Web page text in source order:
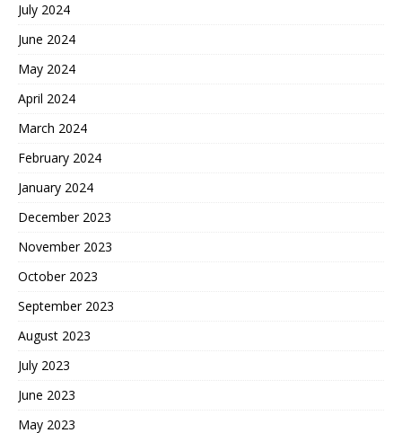
July 2024
June 2024
May 2024
April 2024
March 2024
February 2024
January 2024
December 2023
November 2023
October 2023
September 2023
August 2023
July 2023
June 2023
May 2023